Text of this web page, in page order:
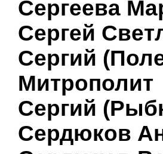
Сергеева
Сергей
Сергий
Митрополит
Сергий
Сердюков